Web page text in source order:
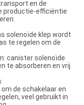
en de
productie-efficiëntie
solenoïde klep wordt
te regelen om de
canister solenoïde
te absorberen en vrij
de schakelaar en
veel gebruikt in